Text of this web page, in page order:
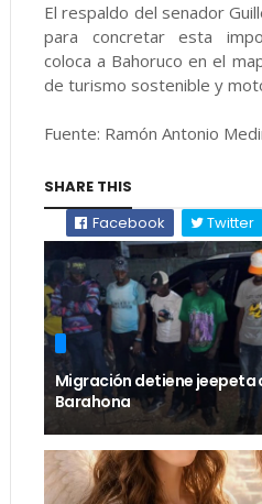
El respaldo del senador
para concretar esta
coloca a Bahoruco en el
de turismo sostenible y
Fuente: Ramón Antonio
SHARE THIS
Facebook
Twitter
Migración detiene jeepeta
Barahona